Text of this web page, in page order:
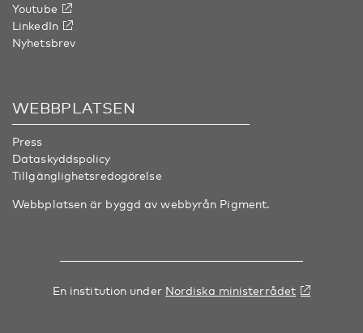
Youtube
LinkedIn
Nyhetsbrev
WEBBPLATSEN
Press
Dataskyddspolicy
Tillgänglighetsredogörelse
Webbplatsen är byggd av webbyrån Pigment.
En institution under Nordiska ministerrådet